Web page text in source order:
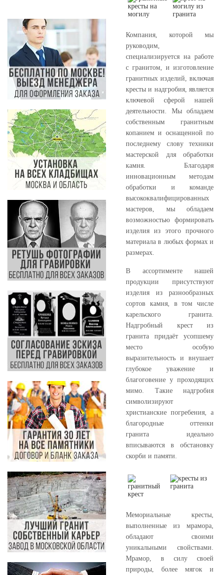
Компания, которой мы
руководим,
специализируется на работе
с гранитом, и изготовление
гранитных изделий, включая
кресты и надгробия, является
ключевой сферой нашей
деятельности. Мы обладаем
собственным гранитным
копанием и оснащенной по
последнему слову техники
мастерской для обработки
камня. Благодаря
инновационным методам
обработки и команде
высококвалифицированных
мастеров, мы обладаем
возможностью формировать
изделия из этого прочного
материала в любых формах и
размерах.
В ассортименте нашей
продукции присутствуют
изделия из разнообразных
сортов камня, в том числе
карельского гранита.
Надгробный крест из
гранита придаёт усопшему
место особую
выразительность и внушает
глубокое уважение и
благоговение у проходящих
мимо. Такие надгробия
символизируют
христианские погребения, а
благородные оттенки
гранита идеально
вписываются в обстановку
скорби и памяти.
Мемориальные кресты,
выполненные из мрамора,
обладают своими
уникальными свойствами.
Мрамор, в силу своей
природы, более мягок и